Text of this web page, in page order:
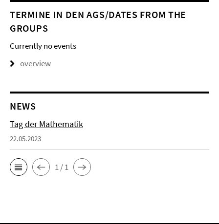
TERMINE IN DEN AGS/DATES FROM THE
GROUPS
Currently no events
overview
NEWS
Tag der Mathematik
22.05.2023
1 / 1